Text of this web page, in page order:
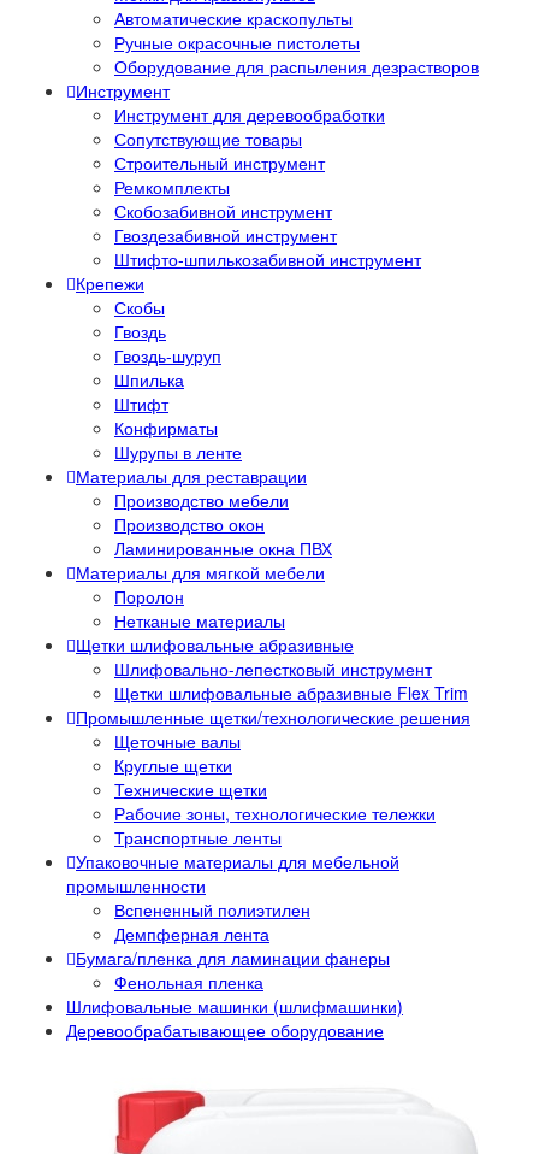
Автоматические краскопульты
Ручные окрасочные пистолеты
Оборудование для распыления дезрастворов
Инструмент
Инструмент для деревообработки
Сопутствующие товары
Строительный инструмент
Ремкомплекты
Скобозабивной инструмент
Гвоздезабивной инструмент
Штифто-шпилькозабивной инструмент
Крепежи
Скобы
Гвоздь
Гвоздь-шуруп
Шпилька
Штифт
Конфирматы
Шурупы в ленте
Материалы для реставрации
Производство мебели
Производство окон
Ламинированные окна ПВХ
Материалы для мягкой мебели
Поролон
Нетканые материалы
Щетки шлифовальные абразивные
Шлифовально-лепестковый инструмент
Щетки шлифовальные абразивные Flex Trim
Промышленные щетки/технологические решения
Щеточные валы
Круглые щетки
Технические щетки
Рабочие зоны, технологические тележки
Транспортные ленты
Упаковочные материалы для мебельной
промышленности
Вспененный полиэтилен
Демпферная лента
Бумага/пленка для ламинации фанеры
Фенольная пленка
Шлифовальные машинки (шлифмашинки)
Деревообрабатывающее оборудование